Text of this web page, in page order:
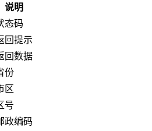
说明
态码
回提示
回数据
份
区
号
政编码